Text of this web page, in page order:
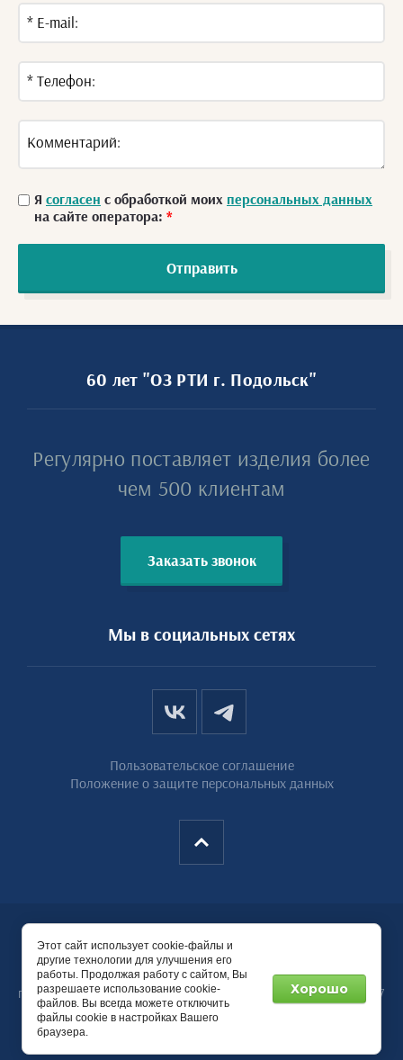
Я согласен с обработкой моих персональных данных
на сайте оператора: *
Отправить
60 лет "ОЗ РТИ г. Подольск"
Регулярно поставляет изделия более
чем 500 клиентам
Заказать звонок
Мы в социальных сетях
Пользовательское соглашение
Положение о защите персональных данных
Copyright © 2020 - 2026
ООО «ОЗ РТИ-Подольск»
Информация, опубликованная на сайте не является
публичной офертой, определяемой положениями Статьи 437
ГК РФ
Этот сайт использует cookie-файлы и
другие технологии для улучшения его
работы. Продолжая работу с сайтом, Вы
разрешаете использование cookie-
файлов. Вы всегда можете отключить
файлы cookie в настройках Вашего
браузера.
Хорошо